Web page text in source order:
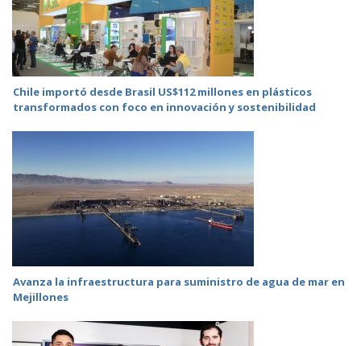
Chile importó desde Brasil US$112 millones en plásticos
transformados con foco en innovación y sostenibilidad
Avanza la infraestructura para suministro de agua de mar en
Mejillones